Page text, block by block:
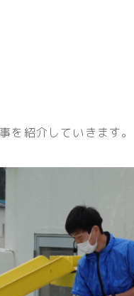
紹介していきます。